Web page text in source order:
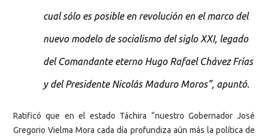
cual sólo es posible en revolución en el marco del
nuevo modelo de socialismo del siglo XXI, legado
del Comandante eterno Hugo Rafael Chávez Frías
y del Presidente Nicolás Maduro Moros”, apuntó.
Ratificó que en el estado Táchira “nuestro Gobernador José
Gregorio Vielma Mora cada día profundiza aún más la política de